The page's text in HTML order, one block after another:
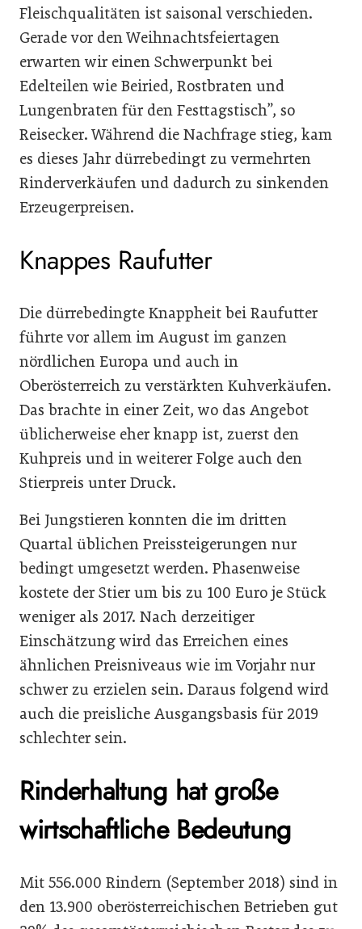
Fleischqualitäten ist saisonal verschieden.
Gerade vor den Weihnachtsfeiertagen
erwarten wir einen Schwerpunkt bei
Edelteilen wie Beiried, Rostbraten und
Lungenbraten für den Festtagstisch”, so
Reisecker. Während die Nachfrage stieg, kam
es dieses Jahr dürrebedingt zu vermehrten
Rinderverkäufen und dadurch zu sinkenden
Erzeugerpreisen.
Knappes Raufutter
Die dürrebedingte Knappheit bei Raufutter
führte vor allem im August im ganzen
nördlichen Europa und auch in
Oberösterreich zu verstärkten Kuhverkäufen.
Das brachte in einer Zeit, wo das Angebot
üblicherweise eher knapp ist, zuerst den
Kuhpreis und in weiterer Folge auch den
Stierpreis unter Druck.
Bei Jungstieren konnten die im dritten
Quartal üblichen Preissteigerungen nur
bedingt umgesetzt werden. Phasenweise
kostete der Stier um bis zu 100 Euro je Stück
weniger als 2017. Nach derzeitiger
Einschätzung wird das Erreichen eines
ähnlichen Preisniveaus wie im Vorjahr nur
schwer zu erzielen sein. Daraus folgend wird
auch die preisliche Ausgangsbasis für 2019
schlechter sein.
Rinderhaltung hat große
wirtschaftliche Bedeutung
Mit 556.000 Rindern (September 2018) sind in
den 13.900 oberösterreichischen Betrieben gut